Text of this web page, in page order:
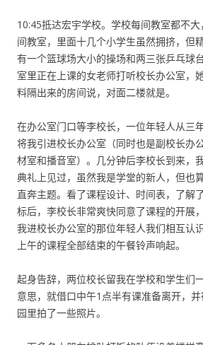
10:45抵达宏宇学校。学校每间教室都不
间教室，里面十几个小学生虽然拥挤，但
有一个篮球场大小的操场和两三张乒乓球
室里正在上课的女老师打听校长办公室，
料隔出来的房间说，对面二楼就是。
在办公室门口等李校长，一位年轻人从三
将我引进校长办公室（同时也是副校长办
材室和播音室）。几分钟后李校长到来，
典礼上见过，虽然我是学堂的新人，但也
直奔主题。看了课程设计、时间表，了解
标后，李校长非常爽快同意了课程的开
我进校长办公室的那位年轻人我们相互认
上午的课程全部结束的午餐铃声响起。
起身告辞，两位校长留我在学校和学生们
意思，就借口中午1点半有课准备离开，
园里拍了一些照片。